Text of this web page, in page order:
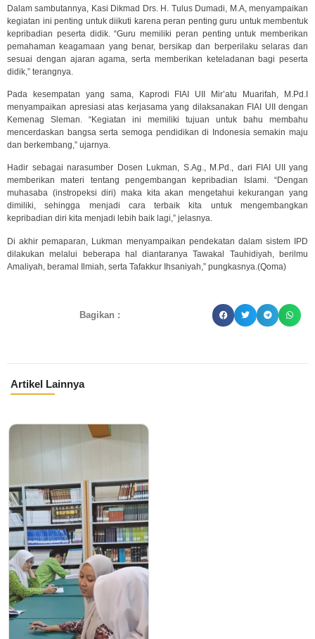
Dalam sambutannya, Kasi Dikmad Drs. H. Tulus Dumadi, M.A, menyampaikan
kegiatan ini penting untuk diikuti karena peran penting guru untuk membentuk
kepribadian peserta didik. “Guru memiliki peran penting untuk memberikan
pemahaman keagamaan yang benar, bersikap dan berperilaku selaras dan
sesuai dengan ajaran agama, serta memberikan keteladanan bagi peserta
didik,” terangnya.
Pada kesempatan yang sama, Kaprodi FIAI UII Mir’atu Muarifah, M.Pd.I
menyampaikan apresiasi atas kerjasama yang dilaksanakan FIAI UII dengan
Kemenag Sleman. “Kegiatan ini memiliki tujuan untuk bahu membahu
mencerdaskan bangsa serta semoga pendidikan di Indonesia semakin maju
dan berkembang,” ujarnya.
Hadir sebagai narasumber Dosen Lukman, S.Ag., M.Pd., dari FIAI UII yang
memberikan materi tentang pengembangan kepribadian Islami. “Dengan
muhasaba (instropeksi diri) maka kita akan mengetahui kekurangan yang
dimiliki, sehingga menjadi cara terbaik kita untuk mengembangkan
kepribadian diri kita menjadi lebih baik lagi,” jelasnya.
Di akhir pemaparan, Lukman menyampaikan pendekatan dalam sistem IPD
dilakukan melalui beberapa hal diantaranya Tawakal Tauhidiyah, berilmu
Amaliyah, beramal Ilmiah, serta Tafakkur Ihsaniyah,” pungkasnya.(Qoma)
Bagikan :
Artikel Lainnya